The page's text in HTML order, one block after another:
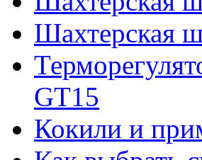
Шахтерская
GT15
Кокили и